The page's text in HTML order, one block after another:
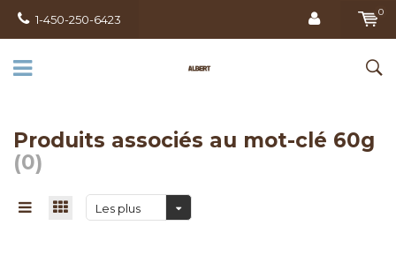
1-450-250-6423
0
Produits associés au mot-clé 60g
(0)
Les plus